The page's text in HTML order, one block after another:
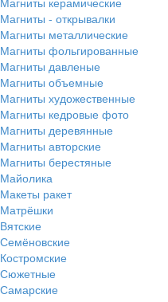
Магниты - открывалки
Магниты металлические
Магниты фольгированные
Магниты давленые
Магниты объемные
Магниты художественные
Магниты кедровые фото
Магниты деревянные
Магниты авторские
Магниты берестяные
Майолика
Макеты ракет
Матрёшки
Вятские
Семёновские
Костромские
Сюжетные
Самарские